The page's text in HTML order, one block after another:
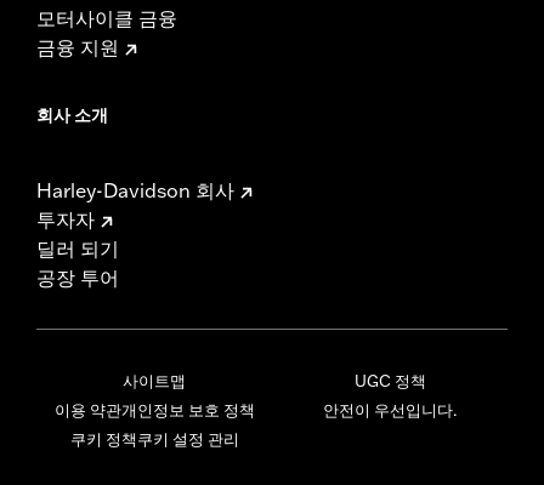
모터사이클 금융
금융 지원
회사 소개
Harley-Davidson 회사
투자자
딜러 되기
공장 투어
사이트맵
이용 약관개인정보 보호 정책
쿠키 정책쿠키 설정 관리
UGC 정책
안전이 우선입니다.